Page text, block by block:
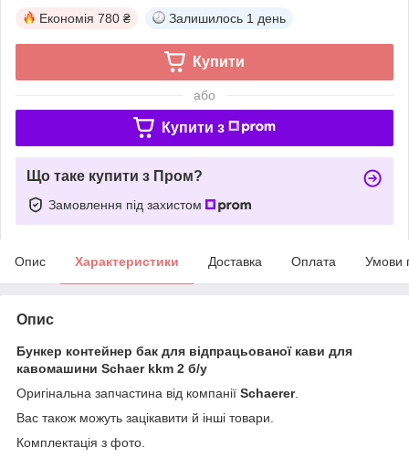
Економія 780 ₴ Залишилось 1 день
Купити
або
Купити з
Що таке купити з Пром?
Замовлення під захистом
Опис Характеристики Доставка Оплата Умови
Опис
Бункер контейнер бак для відпрацьованої кави для
кавомашини Schaer kkm 2 б/у
Оригінальна запчастина від компанії Schaerer.
Вас також можуть зацікавити й інші товари.
Комплектація з фото.